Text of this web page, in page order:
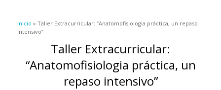
Se encuentra usted aquí
Inicio » Taller Extracurricular: “Anatomofisiologia práctica, un repaso
intensivo”
Taller Extracurricular:
“Anatomofisiologia práctica, un
repaso intensivo”